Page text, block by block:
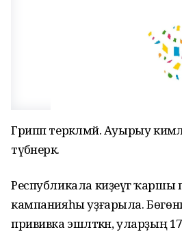
Грипп теркәлмәй. Ауырыу
түбәнерәк.
Республикала киҙеүгә ҡаршы
кампанияһы уҙғарыла.
прививка эшләткән, уларҙың